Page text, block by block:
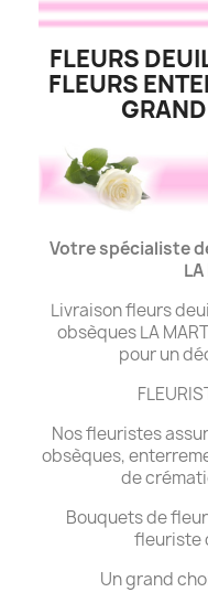
FLEURS
FLEURS
Votre spécialiste
Livraison fleurs
obsèques LA
pour un
Nos fleuristes
obsèques,
de
Bouquets de
fleuriste
Un grand